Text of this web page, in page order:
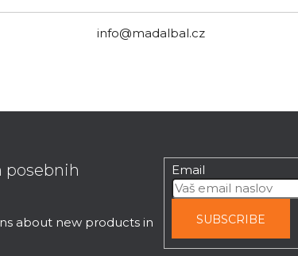
info@madalbal.cz
posebnih
about new products in
Email
SUBSCRIBE